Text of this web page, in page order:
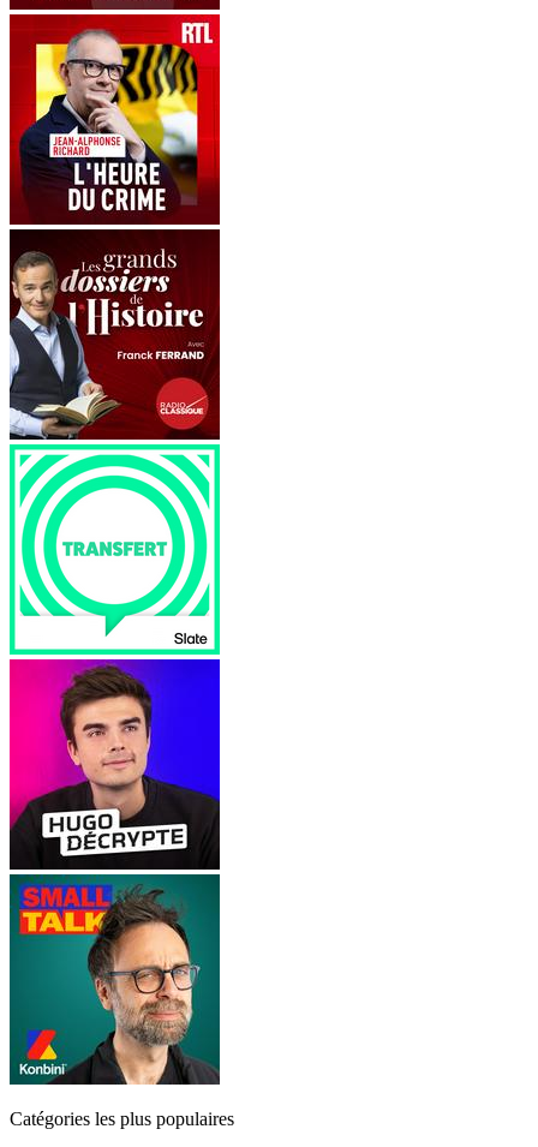
Catégories les plus populaires